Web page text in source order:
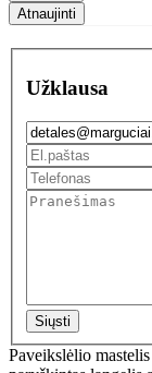
Užklausa
Siųsti
Paveikslėlio